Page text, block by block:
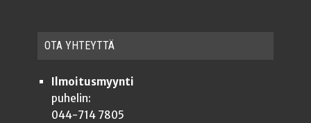
OTA YHTEYT­TÄ
Ilmoitusmyynti
puhelin:
044-714 7805